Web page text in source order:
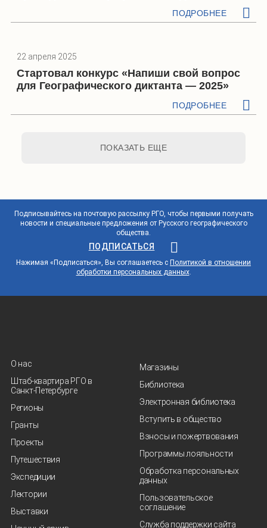
ПОДРОБНЕЕ
22 апреля 2025
Стартовал конкурс «Напиши свой вопрос
для Географического диктанта — 2025»
ПОДРОБНЕЕ
ПОКАЗАТЬ ЕЩЕ
Подписывайтесь на почтовую рассылку РГО, чтобы первыми получать
новости и специальные предложения от Русского географического
общества.
ПОДПИСАТЬСЯ
Нажимая «Подписаться», Вы соглашаетесь с Политикой в отношении
обработки персональных данных.
О нас
Штаб-квартира РГО в
Санкт‑Петербурге
Регионы
Гранты
Проекты
Путешествия
Экспедиции
Лектории
Выставки
Магазины
Библиотека
Электронная библиотека
Вступить в общество
Взносы и пожертвования
Программы лояльности
Обработка персональных
данных
Пользовательское
соглашение
Служба поддержки сайта